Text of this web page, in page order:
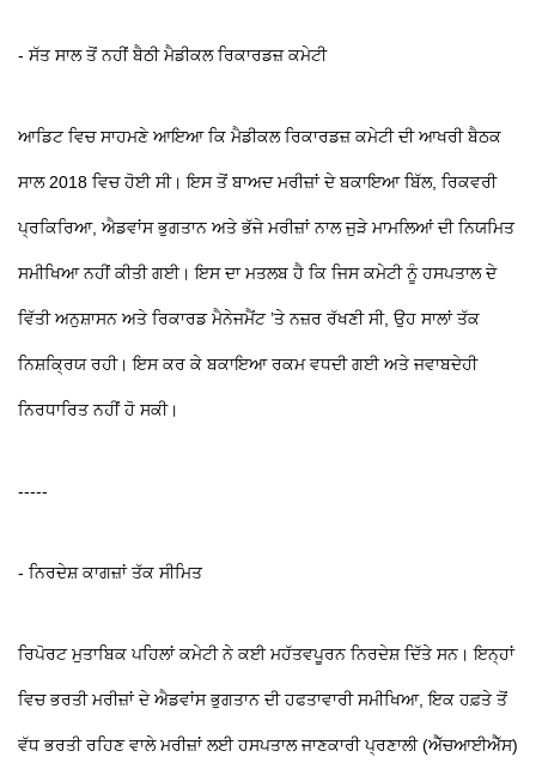
- ਸੱਤ ਸਾਲ ਤੋਂ ਨਹੀਂ ਬੈਠੀ ਮੈਡੀਕਲ ਰਿਕਾਰਡਜ਼ ਕਮੇਟੀ
ਆਡਿਟ ਵਿਚ ਸਾਹਮਣੇ ਆਇਆ ਕਿ ਮੈਡੀਕਲ ਰਿਕਾਰਡਜ਼ ਕਮੇਟੀ ਦੀ ਆਖਰੀ ਬੈਠਕ
ਸਾਲ 2018 ਵਿਚ ਹੋਈ ਸੀ। ਇਸ ਤੋਂ ਬਾਅਦ ਮਰੀਜ਼ਾਂ ਦੇ ਬਕਾਇਆ ਬਿੱਲ, ਰਿਕਵਰੀ
ਪ੍ਰਕਿਰਿਆ, ਐਡਵਾਂਸ ਭੁਗਤਾਨ ਅਤੇ ਭੱਜੇ ਮਰੀਜ਼ਾਂ ਨਾਲ ਜੁੜੇ ਮਾਮਲਿਆਂ ਦੀ ਨਿਯਮਿਤ
ਸਮੀਖਿਆ ਨਹੀਂ ਕੀਤੀ ਗਈ। ਇਸ ਦਾ ਮਤਲਬ ਹੈ ਕਿ ਜਿਸ ਕਮੇਟੀ ਨੂੰ ਹਸਪਤਾਲ ਦੇ
ਵਿੱਤੀ ਅਨੁਸ਼ਾਸਨ ਅਤੇ ਰਿਕਾਰਡ ਮੈਨੇਜਮੈਂਟ ’ਤੇ ਨਜ਼ਰ ਰੱਖਣੀ ਸੀ, ਉਹ ਸਾਲਾਂ ਤੱਕ
ਨਿਸ਼ਕ੍ਰਿਯ ਰਹੀ। ਇਸ ਕਰ ਕੇ ਬਕਾਇਆ ਰਕਮ ਵਧਦੀ ਗਈ ਅਤੇ ਜਵਾਬਦੇਹੀ
ਨਿਰਧਾਰਿਤ ਨਹੀਂ ਹੋ ਸਕੀ।
-----
- ਨਿਰਦੇਸ਼ ਕਾਗਜ਼ਾਂ ਤੱਕ ਸੀਮਿਤ
ਰਿਪੋਰਟ ਮੁਤਾਬਿਕ ਪਹਿਲਾਂ ਕਮੇਟੀ ਨੇ ਕਈ ਮਹੱਤਵਪੂਰਨ ਨਿਰਦੇਸ਼ ਦਿੱਤੇ ਸਨ। ਇਨ੍ਹਾਂ
ਵਿਚ ਭਰਤੀ ਮਰੀਜ਼ਾਂ ਦੇ ਐਡਵਾਂਸ ਭੁਗਤਾਨ ਦੀ ਹਫਤਾਵਾਰੀ ਸਮੀਖਿਆ, ਇਕ ਹਫ਼ਤੇ ਤੋਂ
ਵੱਧ ਭਰਤੀ ਰਹਿਣ ਵਾਲੇ ਮਰੀਜ਼ਾਂ ਲਈ ਹਸਪਤਾਲ ਜਾਣਕਾਰੀ ਪ੍ਰਣਾਲੀ (ਐੱਚਆਈਐੱਸ)